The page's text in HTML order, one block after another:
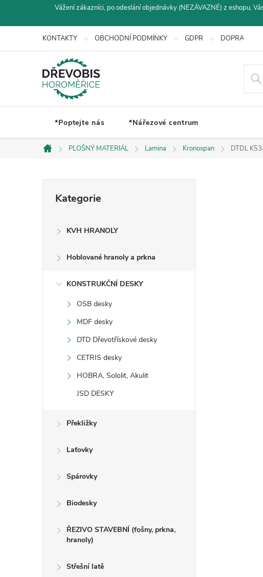
Vážení zákazníci, po odeslání objednávky (NEZÁVAZNÉ) z eshopu,
KONTAKTY OBCHODNÍ PODMÍNKY GDPR DOPRAVA A
*Poptejte nás *Nářezové centrum
Domů
PLOŠNÝ MATERIÁL Lamina Kronospan DTDL
kategorie
Kategorie
KVH HRANOLY
Hoblované hranoly a prkna
KONSTRUKČNÍ DESKY
OSB desky
MDF desky
DTD Dřevotřískové desky
CETRIS desky
HOBRA, Sololit, Akulit
JSD DESKY
Překližky
Laťovky
Spárovky
Biodesky
ŘEZIVO STAVEBNÍ (fošny, prkna,
hranoly)
Střešní latě